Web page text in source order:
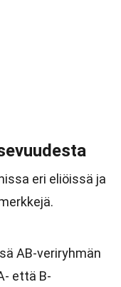
eri eliöissä ja
AB-veriryhmän
että B-